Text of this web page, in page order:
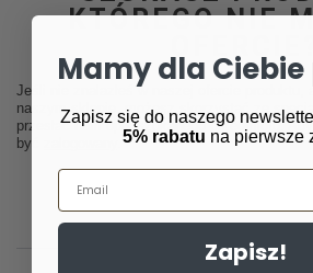
KTÓREGO NIE
Jeśli nie znalazłeś w naszej ofercie produktu,
naszym sklepie, możesz skorzystać ze
przesłać nam opis szukanego przedmiotu.
być
Mamy dla
Zapisz się do naszego
5% rabatu na pierwsze
Email
Zapisz!